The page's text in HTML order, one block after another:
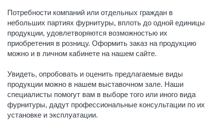
Потребности компаний или отдельных граждан в
небольших партиях фурнитуры, вплоть до одной единицы
продукции, удовлетворяются возможностью их
приобретения в розницу. Оформить заказ на продукцию
можно и в личном кабинете на нашем сайте.
Увидеть, опробовать и оценить предлагаемые виды
продукции можно в нашем выставочном зале. Наши
специалисты помогут вам в выборе того или иного вида
фурнитуры, дадут профессиональные консультации по их
установке и эксплуатации.